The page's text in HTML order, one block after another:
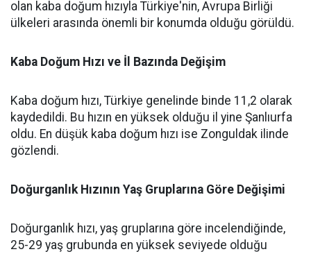
olan kaba doğum hızıyla Türkiye'nin, Avrupa Birliği
ülkeleri arasında önemli bir konumda olduğu görüldü.
Kaba Doğum Hızı ve İl Bazında Değişim
Kaba doğum hızı, Türkiye genelinde binde 11,2 olarak
kaydedildi. Bu hızın en yüksek olduğu il yine Şanlıurfa
oldu. En düşük kaba doğum hızı ise Zonguldak ilinde
gözlendi.
Doğurganlık Hızının Yaş Gruplarına Göre Değişimi
Doğurganlık hızı, yaş gruplarına göre incelendiğinde,
25-29 yaş grubunda en yüksek seviyede olduğu